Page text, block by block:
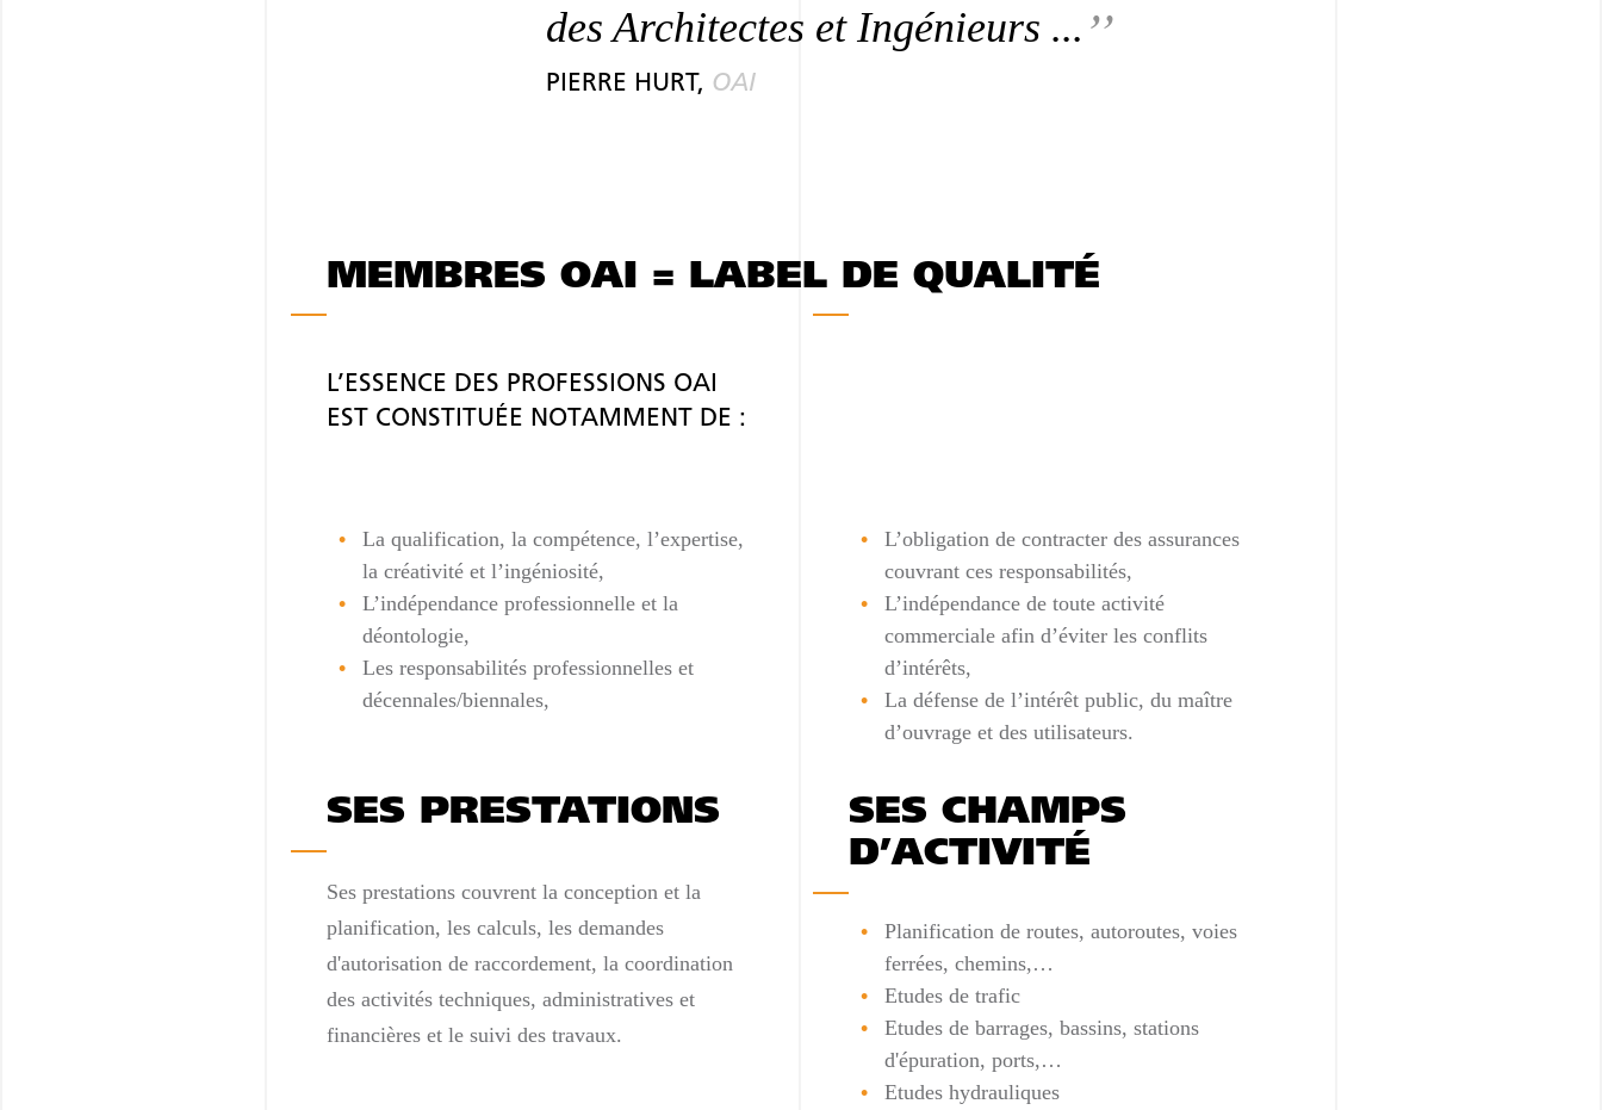
des Architectes et Ingénieurs ...
PIERRE HURT, OAI
MEMBRES OAI = LABEL DE QUALITÉ
L’ESSENCE DES PROFESSIONS OAI
EST CONSTITUÉE NOTAMMENT DE :
La qualification, la compétence, l’expertise,
la créativité et l’ingéniosité,
L’indépendance professionnelle et la
déontologie,
Les responsabilités professionnelles et
décennales/biennales,
L’obligation de contracter des assurances
couvrant ces responsabilités,
L’indépendance de toute activité
commerciale afin d’éviter les conflits
d’intérêts,
La défense de l’intérêt public, du maître
d’ouvrage et des utilisateurs.
SES PRESTATIONS
Ses prestations couvrent la conception et la
planification, les calculs, les demandes
d'autorisation de raccordement, la coordination
des activités techniques, administratives et
financières et le suivi des travaux.
SES CHAMPS
D’ACTIVITÉ
Planification de routes, autoroutes, voies
ferrées, chemins,…
Etudes de trafic
Etudes de barrages, bassins, stations
d'épuration, ports,…
Etudes hydrauliques